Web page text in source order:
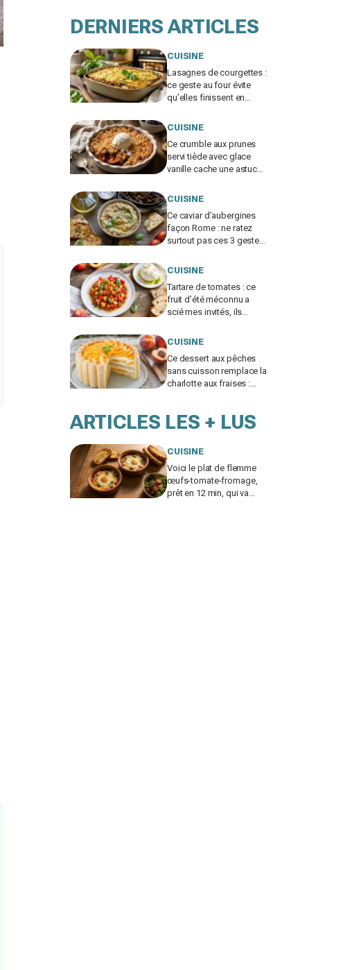
DERNIERS ARTICLES
CUISINE
Lasagnes de courgettes :
ce geste au four évite
qu’elles finissent en
redemande
CUISINE
Ce crumble aux prunes
servi tiède avec glace
vanille cache une astuce
plat à vos invités
CUISINE
Ce caviar d’aubergines
façon Rome : ne ratez
surtout pas ces 3 gestes
CUISINE
Tartare de tomates : ce
fruit d’été méconnu a
scié mes invités, ils
maintenant la recette
CUISINE
Ce dessert aux pêches
sans cuisson remplace la
charlotte aux fraises :
ARTICLES LES + LUS
CUISINE
Voici le plat de flemme
œufs-tomate-fromage,
prêt en 12 min, qui va